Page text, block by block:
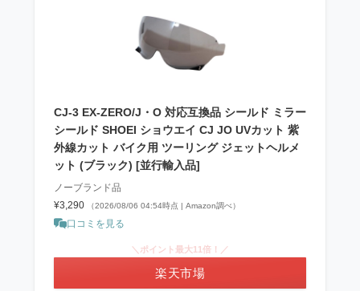
CJ-3 EX-ZERO/J・O 対応互換品 シールド ミラー
シールド SHOEI ショウエイ CJ JO UVカット 紫
外線カット バイク用 ツーリング ジェットヘルメ
ット (ブラック) [並行輸入品]
ノーブランド品
¥3,290
（2026/08/06 04:54時点 | Amazon調べ）
口コミを見る
＼ポイント最大11倍！／
楽天市場